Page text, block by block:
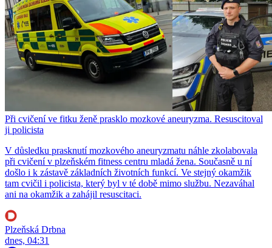
Při cvičení ve fitku ženě prasklo mozkové aneuryzma. Resuscitoval
ji policista
V důsledku prasknutí mozkového aneuryzmatu náhle zkolabovala
při cvičení v plzeňském fitness centru mladá žena. Současně u ní
došlo i k zástavě základních životních funkcí. Ve stejný okamžik
tam cvičil i policista, který byl v té době mimo službu. Nezaváhal
ani na okamžik a zahájil resuscitaci.
Plzeňská Drbna
dnes, 04:31